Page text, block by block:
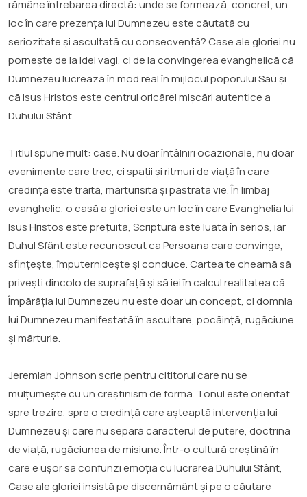
rămâne întrebarea directă: unde se formează, concret, un
loc în care prezența lui Dumnezeu este căutată cu
seriozitate și ascultată cu consecvență? Case ale gloriei nu
pornește de la idei vagi, ci de la convingerea evanghelică că
Dumnezeu lucrează în mod real în mijlocul poporului Său și
că Isus Hristos este centrul oricărei mișcări autentice a
Duhului Sfânt.
Titlul spune mult: case. Nu doar întâlniri ocazionale, nu doar
evenimente care trec, ci spații și ritmuri de viață în care
credința este trăită, mărturisită și păstrată vie. În limbaj
evanghelic, o casă a gloriei este un loc în care Evanghelia lui
Isus Hristos este prețuită, Scriptura este luată în serios, iar
Duhul Sfânt este recunoscut ca Persoana care convinge,
sfințește, împuternicește și conduce. Cartea te cheamă să
privești dincolo de suprafață și să iei în calcul realitatea că
Împărăția lui Dumnezeu nu este doar un concept, ci domnia
lui Dumnezeu manifestată în ascultare, pocăință, rugăciune
și mărturie.
Jeremiah Johnson scrie pentru cititorul care nu se
mulțumește cu un creștinism de formă. Tonul este orientat
spre trezire, spre o credință care așteaptă intervenția lui
Dumnezeu și care nu separă caracterul de putere, doctrina
de viață, rugăciunea de misiune. Într-o cultură creștină în
care e ușor să confunzi emoția cu lucrarea Duhului Sfânt,
Case ale gloriei insistă pe discernământ și pe o căutare